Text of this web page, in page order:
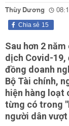
Thùy Dương
15
Chia sẻ
Sau hơn 2
dịch Covid-19,
đồng doanh
Bộ Tài chính,
hiện hàng loạt
từng có trong
người dân